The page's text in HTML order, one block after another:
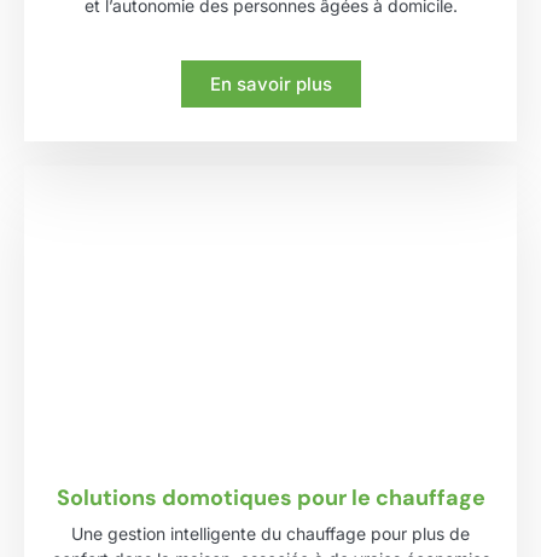
et l’autonomie des personnes âgées à domicile.
En savoir plus
Solutions domotiques pour le chauffage
Une gestion intelligente du chauffage pour plus de